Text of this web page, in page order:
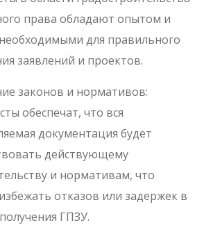
права обладают опытом и
для правильного
заявлений и проектов.
законов и нормативов:
обеспечат, что вся
документация будет
действующему
и нормативам, что
отказов или задержек в
ГПЗУ.